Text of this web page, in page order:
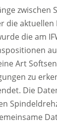
die am
Art
zu
Die